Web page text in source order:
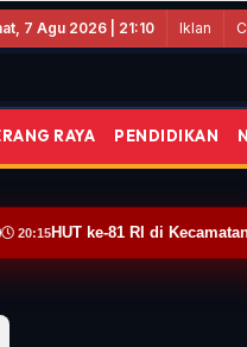
7 Agu 2026 | 21:10 Iklan
RAYA PENDIDIKAN
20:15HUT ke-81 RI di